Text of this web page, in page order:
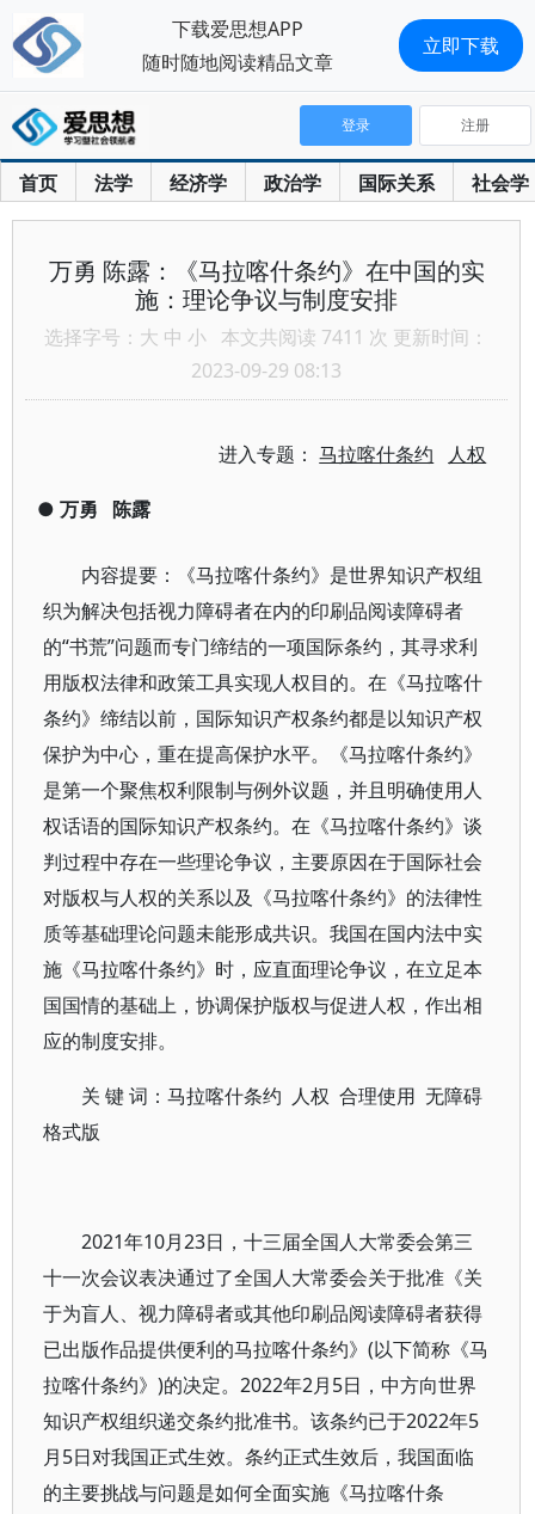
首页 法学 经济学 政治学 国际关系 社会学
登录 注册
万勇 陈露：《马拉喀什条约》在中国的实
施：理论争议与制度安排
选择字号： 大 中 小 本文共阅读 7411 次 更新时间：
2023-09-29 08:13
进入专题：马拉喀什条约 人权
● 万勇 陈露
内容提要：《马拉喀什条约》是世界知识产权组
织为解决包括视力障碍者在内的印刷品阅读障碍者
的“书荒”问题而专门缔结的一项国际条约，其寻求利
用版权法律和政策工具实现人权目的。在《马拉喀什
条约》缔结以前，国际知识产权条约都是以知识产权
保护为中心，重在提高保护水平。《马拉喀什条约》
是第一个聚焦权利限制与例外议题，并且明确使用人
权话语的国际知识产权条约。在《马拉喀什条约》谈
判过程中存在一些理论争议，主要原因在于国际社会
对版权与人权的关系以及《马拉喀什条约》的法律性
质等基础理论问题未能形成共识。我国在国内法中实
施《马拉喀什条约》时，应直面理论争议，在立足本
国国情的基础上，协调保护版权与促进人权，作出相
应的制度安排。
关 键 词：马拉喀什条约 人权 合理使用 无障碍
格式版
2021年10月23日，十三届全国人大常委会第三
十一次会议表决通过了全国人大常委会关于批准《关
于为盲人、视力障碍者或其他印刷品阅读障碍者获得
已出版作品提供便利的马拉喀什条约》(以下简称《马
拉喀什条约》)的决定。2022年2月5日，中方向世界
知识产权组织递交条约批准书。该条约已于2022年5
月5日对我国正式生效。条约正式生效后，我国面临
的主要挑战与问题是如何全面实施《马拉喀什条
下载爱思想APP
随时随地阅读精品文章
立即下载